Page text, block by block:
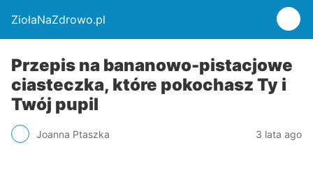
ZiołaNaZdrowo.pl
Przepis na bananowo-pistacjowe
ciasteczka, które pokochasz Ty i
Twój pupil
Joanna Ptaszka 3 lata ago